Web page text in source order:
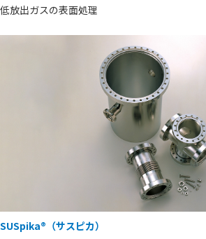
低放出ガスの表面処理
SUSpika®（サスピカ）